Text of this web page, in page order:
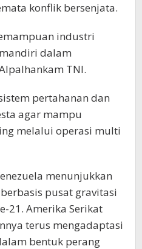
konflik bersenjata.
industri
dalam
TNI.
pertahanan dan
agar mampu
melalui operasi multi
menunjukkan
pusat gravitasi
21. Amerika Serikat
terus mengadaptasi
bentuk perang